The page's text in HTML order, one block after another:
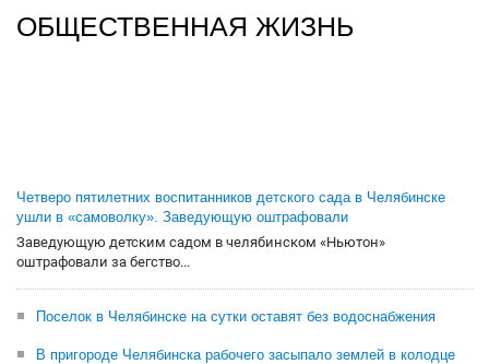
ОБЩЕСТВЕННАЯ ЖИЗНЬ
Четверо пятилетних воспитанников детского сада в Челябинске
ушли в «самоволку». Заведующую оштрафовали
Заведующую детским садом в челябинском «Ньютон»
оштрафовали за бегство...
Поселок в Челябинске на сутки оставят без водоснабжения
В пригороде Челябинска рабочего засыпало землей в колодце